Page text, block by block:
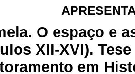
O espaço e
XII-XVI). Tese
em